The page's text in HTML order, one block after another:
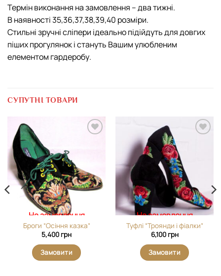
Термін виконання на замовлення – два тижні.
В наявності 35,36,37,38,39,40 розміри.
Стильні зручні сліпери ідеально підійдуть для довгих
піших прогулянок і стануть Вашим улюбленим
елементом гардеробу.
СУПУТНІ ТОВАРИ
На замовлення
Броги “Осіння казка”
5,400 грн
Замовити
На замовлення
Туфлі “Троянди і фіалки”
6,100 грн
Замовити